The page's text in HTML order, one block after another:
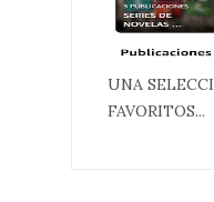
UNA
FAVORITOS...